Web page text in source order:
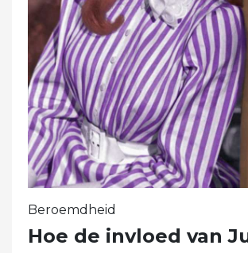
Beroemdheid
Hoe de invloed van